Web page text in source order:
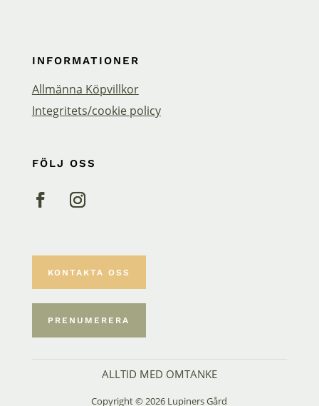
INFORMATIONER
Allmänna Köpvillkor
Integritets/cookie policy
FÖLJ OSS
KONTAKTA OSS
PRENUMERERA
ALLTID MED OMTANKE
Copyright © 2026 Lupiners Gård